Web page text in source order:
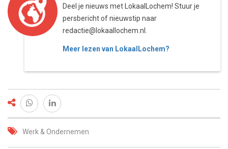
Deel je nieuws met LokaalLochem! Stuur je
persbericht of nieuwstip naar
redactie@lokaallochem.nl.
Meer lezen van LokaalLochem?
Werk & Ondernemen